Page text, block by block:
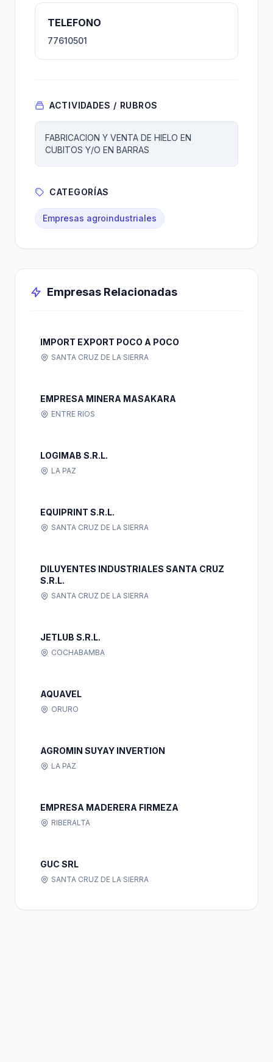
TELEFONO
77610501
ACTIVIDADES / RUBROS
FABRICACION Y VENTA DE HIELO EN
CUBITOS Y/O EN BARRAS
CATEGORÍAS
Empresas agroindustriales
Empresas Relacionadas
IMPORT EXPORT POCO A POCO
SANTA CRUZ DE LA SIERRA
EMPRESA MINERA MASAKARA
ENTRE RIOS
LOGIMAB S.R.L.
LA PAZ
EQUIPRINT S.R.L.
SANTA CRUZ DE LA SIERRA
DILUYENTES INDUSTRIALES SANTA CRUZ
S.R.L.
SANTA CRUZ DE LA SIERRA
JETLUB S.R.L.
COCHABAMBA
AQUAVEL
ORURO
AGROMIN SUYAY INVERTION
LA PAZ
EMPRESA MADERERA FIRMEZA
RIBERALTA
GUC SRL
SANTA CRUZ DE LA SIERRA